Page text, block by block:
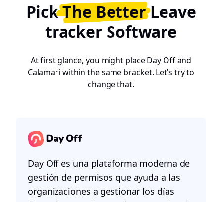
PickThe BetterLeave
tracker Software
At first glance, you might place Day Off and
Calamari within the same bracket. Let’s try to
change that.
Day Off es una plataforma moderna de
gestión de permisos que ayuda a las
organizaciones a gestionar los días